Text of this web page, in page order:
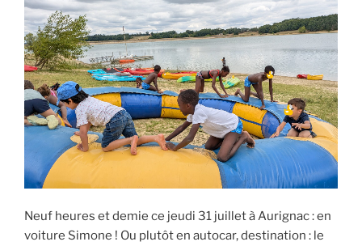
Neuf heures et demie ce jeudi 31 juillet à Aurignac : en
voiture Simone ! Ou plutôt en autocar, destination : le